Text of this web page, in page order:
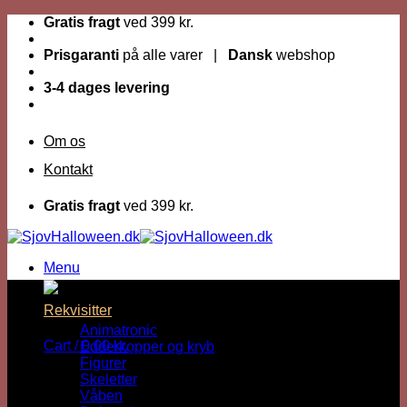
Fortsæt
indhold
Gratis fragt ved 399 kr.
Prisgaranti på alle varer | Dansk webshop
3-4 dages levering
Om os
Kontakt
Gratis fragt ved 399 kr.
Menu
Dage til Halloween :
Cart /0,00kr.
Rekvisitter
Animatronic
Edderkopper og kryb
Figurer
Skeletter
Våben